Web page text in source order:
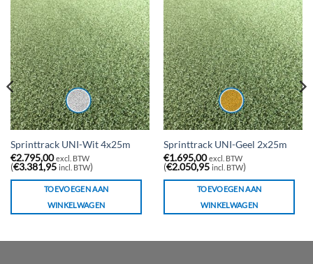
Sprinttrack UNI-Wit 4x25m
€2.795,00 excl. BTW
(€3.381,95 incl. BTW)
TOEVOEGEN AAN
WINKELWAGEN
Sprinttrack UNI-Geel 2x25m
€1.695,00 excl. BTW
(€2.050,95 incl. BTW)
TOEVOEGEN AAN
WINKELWAGEN